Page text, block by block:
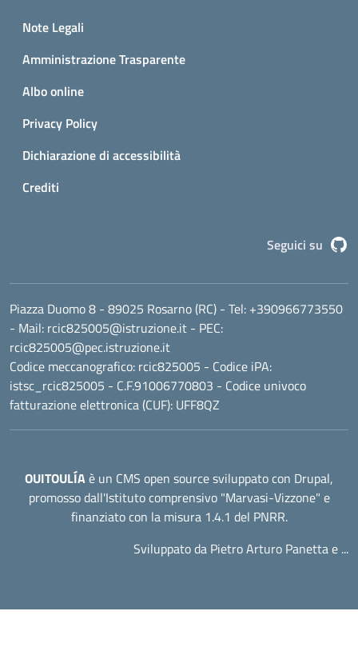
Small prints
Note Legali
Amministrazione Trasparente
Albo online
Privacy Policy
Dichiarazione di accessibilità
Crediti
Seguici su
Piazza Duomo 8 - 89025 Rosarno (RC) - Tel: +390966773550
- Mail: rcic825005@istruzione.it - PEC:
rcic825005@pec.istruzione.it
Codice meccanografico: rcic825005 - Codice iPA:
istsc_rcic825005 - C.F.91006770803 - Codice univoco
fatturazione elettronica (CUF): UFF8QZ
OUITOULÍAè un CMS open source sviluppato con Drupal,
promosso dall'Istituto comprensivo "Marvasi-Vizzone" e
finanziato con la misura 1.4.1 del PNRR.
Sviluppato da Pietro Arturo Panetta e ...